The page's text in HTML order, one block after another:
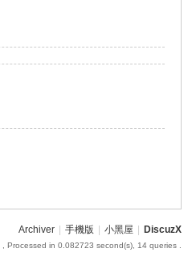
Archiver 手機版 小黑屋 DiscuzX
, Processed in 0.082723 second(s), 14 queries .